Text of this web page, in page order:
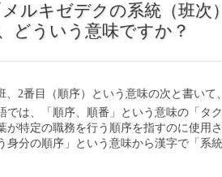
ルキゼデクの系統（班次
どういう意味ですか？
、2番目（順序）という意味の次と書いて
は、「順序、順番」という意味の「タ
特定の職務を行う順序を指すのに使用
分の順序」という意味から漢字で「系